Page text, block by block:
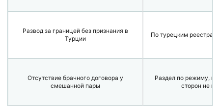
Развод за границей без признания в
Турции
По турецким реестрам
Отсутствие брачного договора у
смешанной пары
Раздел по режиму,
сторон не